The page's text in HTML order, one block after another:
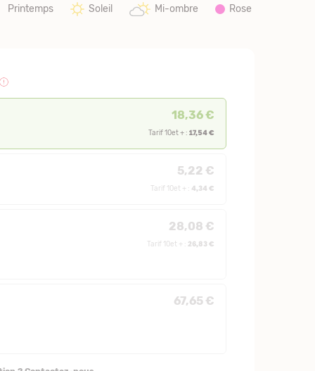
Printemps Soleil Mi-ombre Rose
18,36 €
Tarif 10et + : 17,54 €
5,22 €
Tarif 10et + : 4,34 €
28,08 €
Tarif 10et + : 26,83 €
67,65 €